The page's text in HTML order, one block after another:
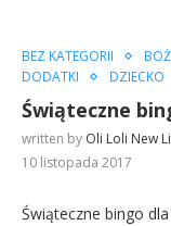
BEZ KATEGORII
DODATKI
DZIECKO
Świąteczne
written by Oli Loli New
10 listopada 2017
Świąteczne bingo